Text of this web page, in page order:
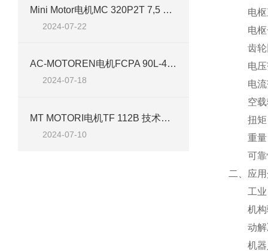
Mini Motor电机MC 320P2T 7,5 B3 技术介绍
2024-07-22
AC-MOTOREN电机FCPA 90L-4/HE 技术介绍
2024-07-18
MT MOTORI电机TF 112B 技术介绍
2024-07-10
电
电
齿
电
电
空
扭
重
可
二、应
工
机
动
机